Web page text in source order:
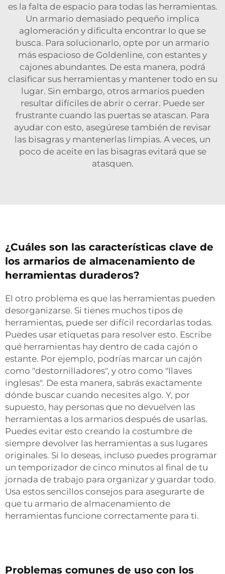
es la falta de espacio para todas las herramientas.
Un armario demasiado pequeño implica
aglomeración y dificulta encontrar lo que se
busca. Para solucionarlo, opte por un armario
más espacioso de Goldenline, con estantes y
cajones abundantes. De esta manera, podrá
clasificar sus herramientas y mantener todo en su
lugar. Sin embargo, otros armarios pueden
resultar difíciles de abrir o cerrar. Puede ser
frustrante cuando las puertas se atascan. Para
ayudar con esto, asegúrese también de revisar
las bisagras y mantenerlas limpias. A veces, un
poco de aceite en las bisagras evitará que se
atasquen.
¿Cuáles son las características clave de
los armarios de almacenamiento de
herramientas duraderos?
El otro problema es que las herramientas pueden
desorganizarse. Si tienes muchos tipos de
herramientas, puede ser difícil recordarlas todas.
Puedes usar etiquetas para resolver esto. Escribe
qué herramientas hay dentro de cada cajón o
estante. Por ejemplo, podrías marcar un cajón
como "destornilladores", y otro como "llaves
inglesas". De esta manera, sabrás exactamente
dónde buscar cuando necesites algo. Y, por
supuesto, hay personas que no devuelven las
herramientas a los armarios después de usarlas.
Puedes evitar esto creando la costumbre de
siempre devolver las herramientas a sus lugares
originales. Si lo deseas, incluso puedes programar
un temporizador de cinco minutos al final de tu
jornada de trabajo para organizar y guardar todo.
Usa estos sencillos consejos para asegurarte de
que tu armario de almacenamiento de
herramientas funcione correctamente para ti.
Problemas comunes de uso con los